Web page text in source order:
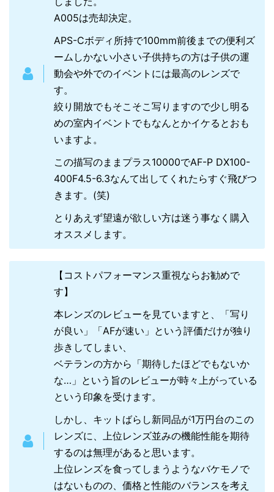
A005は売却決定。
APS-Cボディ所持で100mm前後までの便利ズ
ームしかない小さい子供持ちの方は子供の運
動会や外でのイベントには最高のレンズで
す。
絞り開放でもそこそこ写りますので少し明る
めの室内イベントでもなんとかイケるとおも
いますよ。
この描写のままプラス10000でAF-P DX100-
400F4.5-6.3なんて出してくれたらすぐ飛びつ
きます。(笑)
とりあえず望遠が欲しい方は迷う事なく購入
オススメします。
【コストパフォーマンス重視ならお勧めで
す】
本レンズのレビューを見ていますと、「写り
が良い」「AFが速い」という評価だけが独り
歩きしてしまい、
ベテランの方から「期待したほどでもないか
な…」という旨のレビューが時々上がっている
という印象を受けます。
しかし、キットばらし新同品が1万円台のこの
レンズに、上位レンズ並みの機能性能を期待
するのは無理があると思います。
上位レンズを食ってしまうようなバケモノで
はないものの、価格と性能のバランスを考え